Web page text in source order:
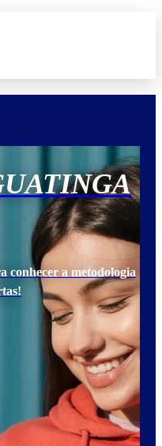
conhecer a metodologia